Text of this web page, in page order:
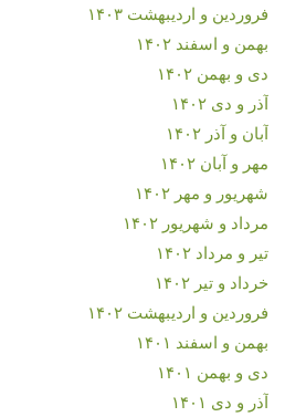
فروردین و اردیبهشت ۱۴۰۳
بهمن و اسفند ۱۴۰۲
دی و بهمن ۱۴۰۲
آذر و دی ۱۴۰۲
آبان و آذر ۱۴۰۲
مهر و آبان ۱۴۰۲
شهریور و مهر ۱۴۰۲
مرداد و شهریور ۱۴۰۲
تیر و مرداد ۱۴۰۲
خرداد و تیر ۱۴۰۲
فروردین و اردیبهشت ۱۴۰۲
بهمن و اسفند ۱۴۰۱
دی و بهمن ۱۴۰۱
آذر و دی ۱۴۰۱